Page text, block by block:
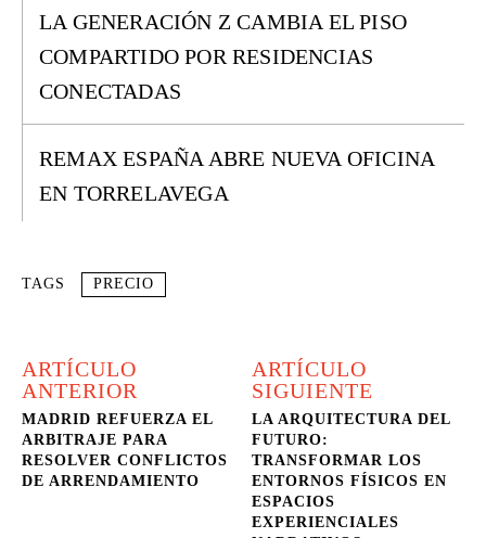
LA GENERACIÓN Z CAMBIA EL PISO
COMPARTIDO POR RESIDENCIAS
CONECTADAS
REMAX ESPAÑA ABRE NUEVA OFICINA
EN TORRELAVEGA
TAGS PRECIO
ARTÍCULO
ANTERIOR
MADRID REFUERZA EL
ARBITRAJE PARA
RESOLVER CONFLICTOS
DE ARRENDAMIENTO
ARTÍCULO
SIGUIENTE
LA ARQUITECTURA DEL
FUTURO:
TRANSFORMAR LOS
ENTORNOS FÍSICOS EN
ESPACIOS
EXPERIENCIALES